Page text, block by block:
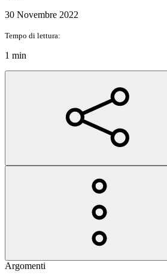
30 Novembre 2022
Tempo di lettura:
1 min
Argomenti